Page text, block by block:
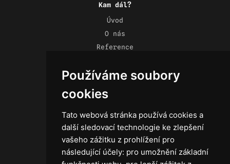
Používáme soubory
cookies
Tato webová stránka používá cookies a
další sledovací technologie ke zlepšení
vašeho zážitku z prohlížení pro
následující účely: pro umožnění základní
Kam dál?
Úvod
O nás
Reference
Kontakt
Obchodní podmínky
Zásady ochrany osobních údajů
Technika